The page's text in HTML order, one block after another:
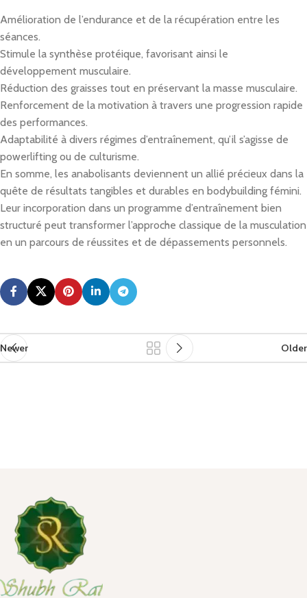
Amélioration de l’endurance et de la récupération entre les
séances.
Stimule la synthèse protéique, favorisant ainsi le
développement musculaire.
Réduction des graisses tout en préservant la masse musculaire.
Renforcement de la motivation à travers une progression rapide
des performances.
Adaptabilité à divers régimes d’entraînement, qu’il s’agisse de
powerlifting ou de culturisme.
En somme, les anabolisants deviennent un allié précieux dans la
quête de résultats tangibles et durables en bodybuilding fémini.
Leur incorporation dans un programme d’entraînement bien
structuré peut transformer l’approche classique de la musculation
en un parcours de réussites et de dépassements personnels.
Newer Older